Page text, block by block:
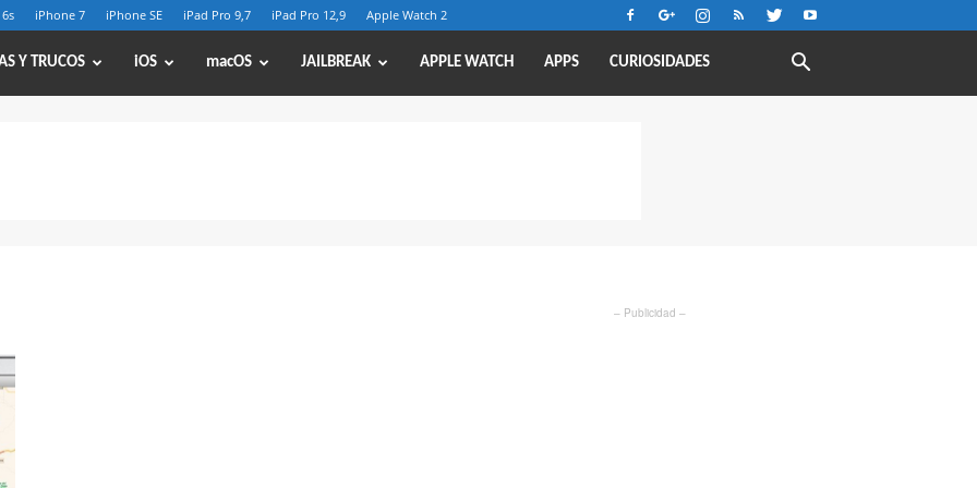
iPhone 7 iPhone SE iPad Pro 9,7 iPad Pro 12,9 Apple Watch 2
Y TRUCOS iOS macOS JAILBREAK APPLE WATCH APPS CURIOSIDADES
– Publicidad –